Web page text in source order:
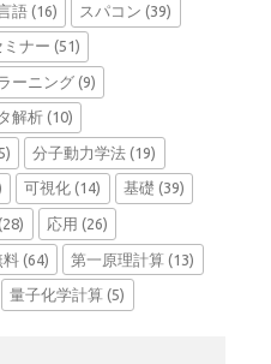
語(16) スパコン (39)
ミナー (51)
ーニング(9)
解析(10)
分子動力学法 (19)
可視化 (14) 基礎 (39)
(28) 応用 (26)
料(64) 第一原理計算 (13)
量子化学計算 (5)